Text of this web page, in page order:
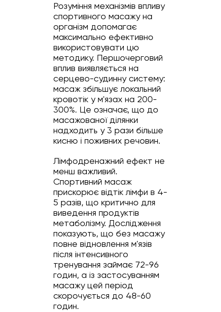
Розуміння механізмів впливу
спортивного масажу на
організм допомагає
максимально ефективно
використовувати цю
методику. Першочерговий
вплив виявляється на
серцево-судинну систему:
масаж збільшує локальний
кровотік у м'язах на 200-
300%. Це означає, що до
масажованої ділянки
надходить у 3 рази більше
кисню і поживних речовин.
Лімфодренажний ефект не
менш важливий.
Спортивний масаж
прискорює відтік лімфи в 4-
5 разів, що критично для
виведення продуктів
метаболізму. Дослідження
показують, що без масажу
повне відновлення м'язів
після інтенсивного
тренування займає 72-96
годин, а із застосуванням
масажу цей період
скорочується до 48-60
годин.